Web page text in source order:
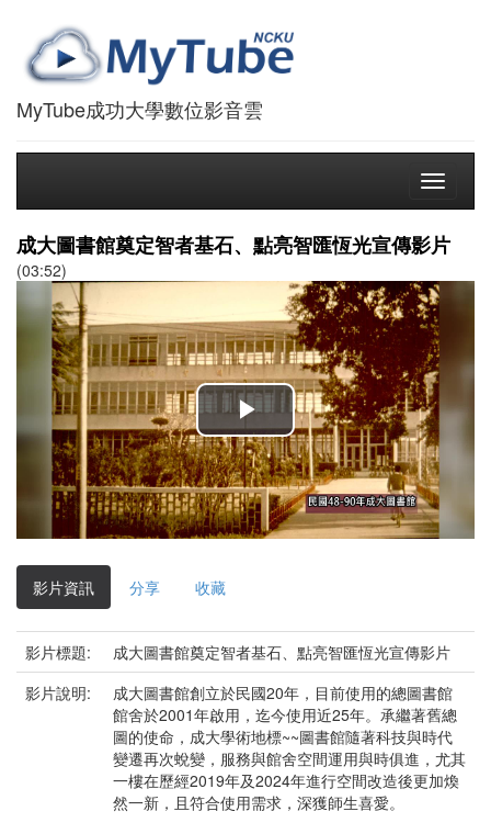
MyTube成功大學數位影音雲
Toggle
成大圖書館奠定智者基石、點亮智匯恆光宣傳影片
(03:52)
播
放
影
影片資訊 分享 收藏
影片標題:
成大圖書館奠定智者基石、點亮智匯恆光宣傳影片
影片說明:
成大圖書館創立於民國20年，目前使用的總圖書館
館舍於2001年啟用，迄今使用近25年。承繼著舊總
圖的使命，成大學術地標~~圖書館隨著科技與時代
變遷再次蛻變，服務與館舍空間運用與時俱進，尤其
一樓在歷經2019年及2024年進行空間改造後更加煥
然一新，且符合使用需求，深獲師生喜愛。